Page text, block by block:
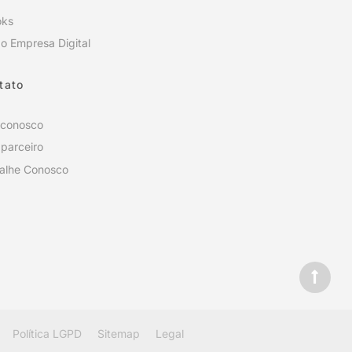
Empresa Digital
Conosco
Política LGPD Sitemap Legal